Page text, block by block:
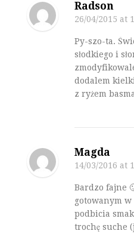
Radson
26/04/2015 at
Py-szo-ta.
słodkiego i
dodalem
z ryżem
Magda
14/03/2016 at
Bardzo fajne
gotowanym
podbicia
trochę suche